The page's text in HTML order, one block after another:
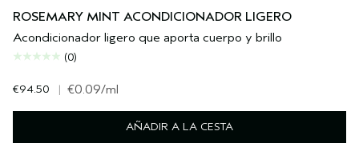
ROSEMARY MINT ACONDICIONADOR LIGERO
Acondicionador ligero que aporta cuerpo y brillo
(0)
€94.50 | €0.09/ml
AÑADIR A LA CESTA